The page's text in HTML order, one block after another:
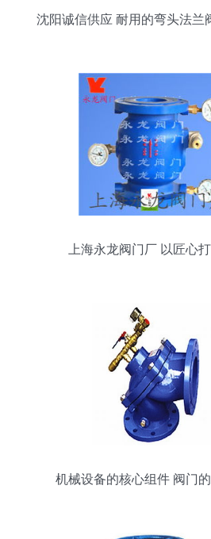
沈阳诚信供应 耐用的弯头法兰
上海永龙阀门厂 以匠心
机械设备的核心组件 阀门